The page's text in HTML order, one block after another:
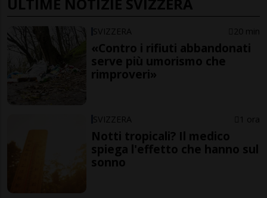
SVIZZERA 20 min
«Contro i rifiuti abbandonati
serve più umorismo che
rimproveri»
SVIZZERA 1 ora
Notti tropicali? Il medico
spiega l'effetto che hanno sul
sonno